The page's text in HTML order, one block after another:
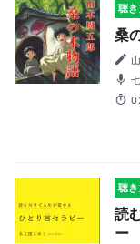
聴
桑
聴
読
ー